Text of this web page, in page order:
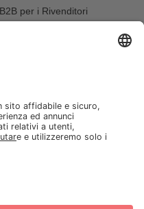
B2B per i Rivenditori